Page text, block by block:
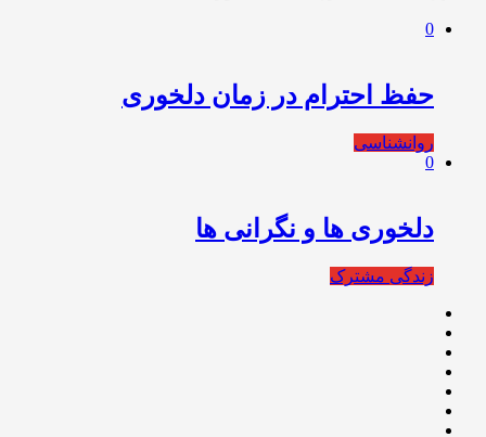
0
حفظ احترام در زمان دلخوری
روانشناسی
0
دلخوری ها و نگرانی ها
زندگی مشترک